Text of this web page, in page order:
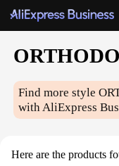
Find more style
with AliExpress
Here are the products